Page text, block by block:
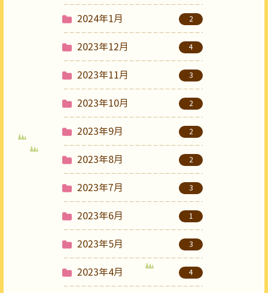
2024年1月 2
2023年12月 4
2023年11月 3
2023年10月 2
2023年9月 2
2023年8月 2
2023年7月 3
2023年6月 1
2023年5月 3
2023年4月 4